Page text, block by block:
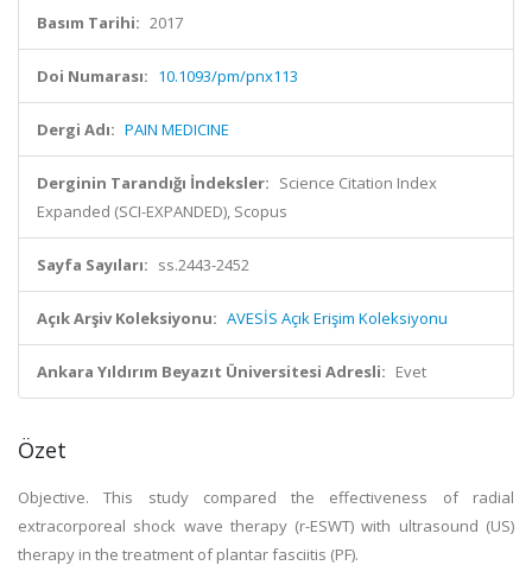
Basım Tarihi: 2017
Doi Numarası: 10.1093/pm/pnx113
Dergi Adı: PAIN MEDICINE
Derginin Tarandığı İndeksler: Science Citation Index
Expanded (SCI-EXPANDED), Scopus
Sayfa Sayıları: ss.2443-2452
Açık Arşiv Koleksiyonu: AVESİS Açık Erişim Koleksiyonu
Ankara Yıldırım Beyazıt Üniversitesi Adresli: Evet
Özet
Objective. This study compared the effectiveness of radial
extracorporeal shock wave therapy (r-ESWT) with ultrasound (US)
therapy in the treatment of plantar fasciitis (PF).